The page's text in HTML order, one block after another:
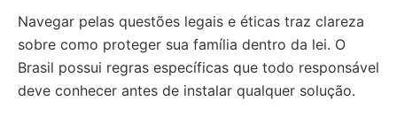
Navegar pelas questões legais e éticas traz clareza
sobre como proteger sua família dentro da lei. O
Brasil possui regras específicas que todo responsável
deve conhecer antes de instalar qualquer solução.